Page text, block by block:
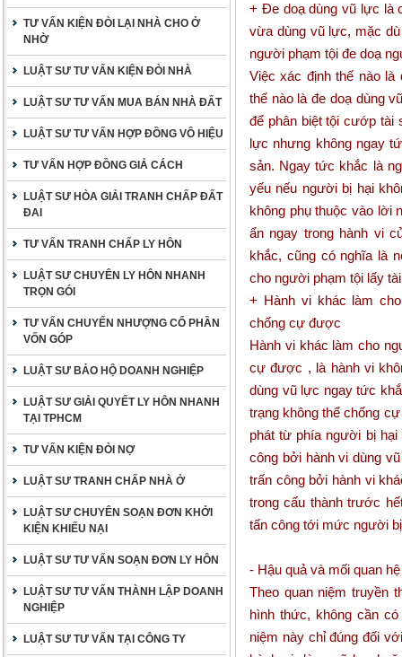
TƯ VẤN KIỆN ĐÒI LẠI NHÀ CHO Ở
NHỜ
LUẬT SƯ TƯ VẤN KIỆN ĐÒI NHÀ
LUẬT SƯ TƯ VẤN MUA BÁN NHÀ ĐẤT
LUẬT SƯ TƯ VẤN HỢP ĐỒNG VÔ HIỆU
TƯ VẤN HỢP ĐỒNG GIẢ CÁCH
LUẬT SƯ HÒA GIẢI TRANH CHẤP ĐẤT
ĐAI
TƯ VẤN TRANH CHẤP LY HÔN
LUẬT SƯ CHUYÊN LY HÔN NHANH
TRỌN GÓI
TƯ VẤN CHUYỂN NHƯỢNG CỔ PHẦN
VỐN GÓP
LUẬT SƯ BẢO HỘ DOANH NGHIỆP
LUẬT SƯ GIẢI QUYẾT LY HÔN NHANH
TẠI TPHCM
TƯ VẤN KIỆN ĐÒI NỢ
LUẬT SƯ TRANH CHẤP NHÀ Ở
LUẬT SƯ CHUYÊN SOẠN ĐƠN KHỞI
KIỆN KHIẾU NẠI
LUẬT SƯ TƯ VẤN SOẠN ĐƠN LY HÔN
LUẬT SƯ TƯ VẤN THÀNH LẬP DOANH
NGHIỆP
LUẬT SƯ TƯ VẤN TẠI CÔNG TY
+ Đe doạ dùng vũ lực là
vừa dùng vũ lực, mặc
người phạm tội đe doạ
Việc xác định thế nào là
thế nào là đe doạ dùng
để phân biệt tội cướp tài
lực nhưng không ngay
sản. Ngay tức khắc là
yếu nếu người bị hại
không phụ thuộc vào lời
ẩn ngay trong hành vi
khắc, cũng có nghĩa là
cho người phạm tội lấy
+ Hành vi khác làm
chống cự được
Hành vi khác làm cho
cự được , là hành vi
dùng vũ lực ngay tức
trạng không thể chống
phát từ phía người bị hại
công bởi hành vi dùng
trấn công bởi hành vi
trong cấu thành trước
tấn công tới mức người
- Hậu quả và mối quan
Theo quan niệm truyền
hình thức, không cần
niệm này chỉ đúng đối